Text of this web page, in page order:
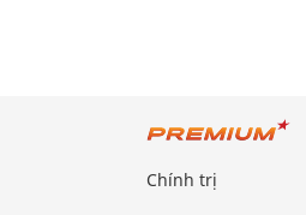
Chính trị